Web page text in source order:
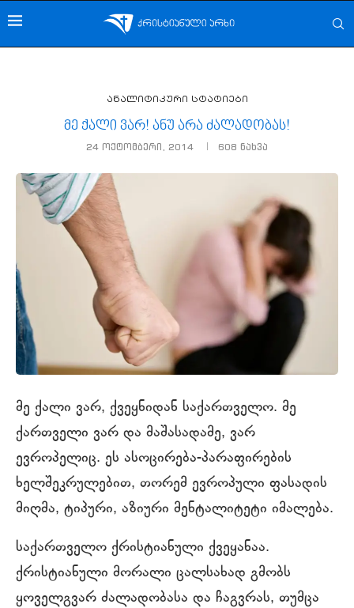
ანალიტიკური სტატიები
მე ქალი ვარ! ანუ არა ძალადობას!
24 ოქტომბერი, 2014 608 ნახვა
მე ქალი ვარ, ქვეყნიდან საქართველო. მე
ქართველი ვარ და მაშასადამე, ვარ
ევროპელიც. ეს ასოცირება-პარაფირების
ხელშეკრულებით, თორემ ევროპული ფასადის
მიღმა, ტიპური, აზიური მენტალიტეტი იმალება.
საქართველო ქრისტიანული ქვეყანაა.
ქრისტიანული მორალი ცალსახად გმობს
ყოველგვარ ძალადობასა და ჩაგვრას, თუმცა